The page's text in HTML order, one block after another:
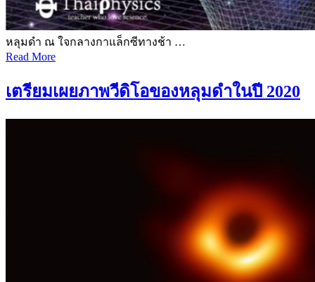
หลุมดำ ณ ใจกลางกาแล็กซีทางช้า …
Read More
เตรียมเผยภาพวีดิโอของหลุมดำในปี 2020